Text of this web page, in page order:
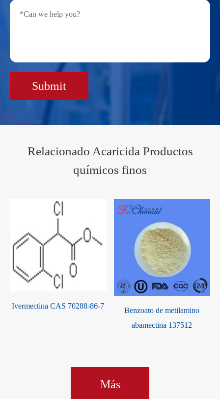
Submit
Relacionado Acaricida Productos
químicos finos
Ivermectina CAS 70288-86-7
Benzoato de metilamino
abamectina 137512
Más